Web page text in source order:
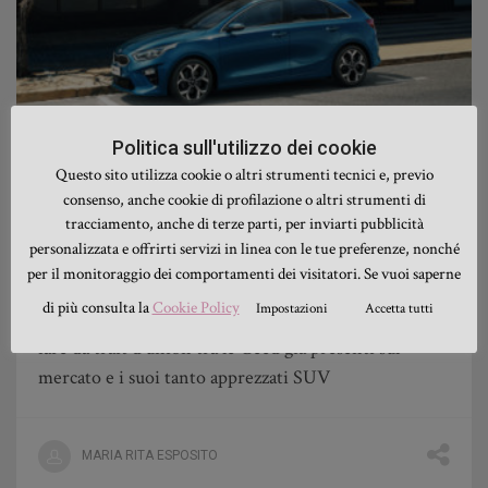
NEWS,NEWS AUTOMOTIVE
XCeed, tutto sulla nuova arrivata in casa
Kia
Kia lancia sul mercato la nuova XCeed che punta a
fare da trait d'union tra le Ceed già presenti sul
mercato e i suoi tanto apprezzati SUV
MARIA RITA ESPOSITO
Politica sull'utilizzo dei cookie
Questo sito utilizza cookie o altri strumenti tecnici e, previo
consenso, anche cookie di profilazione o altri strumenti di
tracciamento, anche di terze parti, per inviarti pubblicità
personalizzata e offrirti servizi in linea con le tue preferenze, nonché
per il monitoraggio dei comportamenti dei visitatori. Se vuoi saperne
di più consulta laCookie Policy Impostazioni Accetta tutti